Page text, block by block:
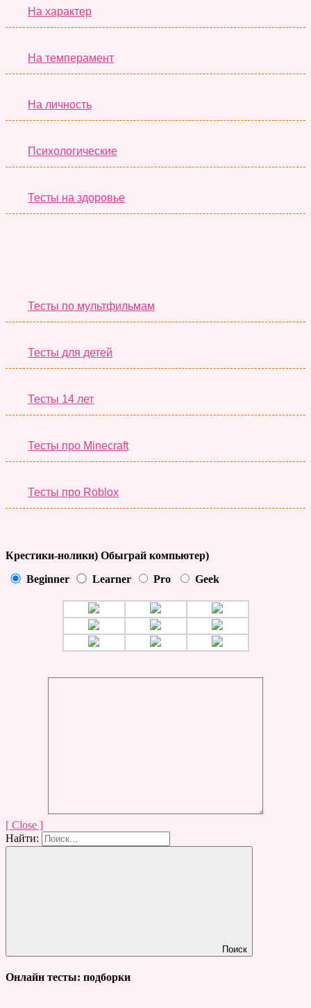
На характер
На темперамент
На личность
Психологические
Тесты на здоровье
Тесты по мультфильмам
Тесты для детей
Тесты 14 лет
Тесты про Minecraft
Тесты про Roblox
Крестики-нолики) Обыграй компьютер)
Beginner Learner Pro Geek
[ Close ]
Найти:
Поиск
Онлайн тесты: подборки